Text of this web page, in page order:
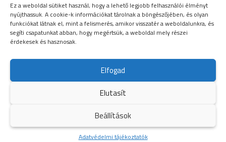
Ez a weboldal sütiket használ, hogy a lehető legjobb felhasználói élményt
nyújthassuk. A cookie-k információkat tárolnak a böngészőjében, és olyan
funkciókat látnak el, mint a felismerés, amikor visszatér a weboldalunkra, és
segíti csapatunkat abban, hogy megértsük, a weboldal mely részei
érdekesek és hasznosak.
Elfogad
Elutasít
Beállítások
Adatvédelmi tájékoztatók
Kezdőoldal
SEGÉLYHÍVÓSZÁMOK
104mentők
107rendőrség